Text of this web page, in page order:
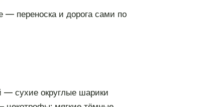
— переноска и дорога сами по
— сухие округлые шарики